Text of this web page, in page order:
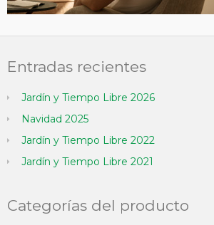
Entradas recientes
Jardín y Tiempo Libre 2026
Navidad 2025
Jardín y Tiempo Libre 2022
Jardín y Tiempo Libre 2021
Categorías del producto